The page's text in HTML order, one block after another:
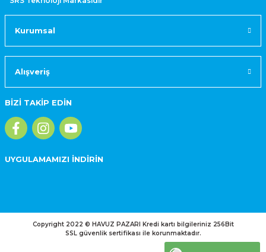
Kurumsal
Alışveriş
BİZİ TAKİP EDİN
UYGULAMAMIZI İNDİRİN
Copyright 2022 © HAVUZ PAZARI Kredi kartı bilgileriniz 256Bit
SSL güvenlik sertifikası ile korunmaktadır.